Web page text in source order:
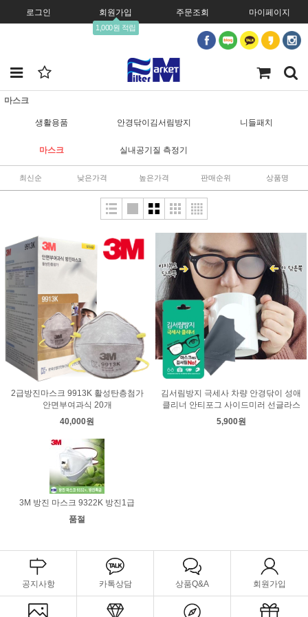
로그인 회원가입
1,000원 적립
주문조회 마이페이지
마스크
생활용품 안경닦이김서림방지 니들패치
마스크 실내공기질 측정기
최신순 낮은가격 높은가격 판매순위 상품명
2급방진마스크 9913K 활성탄층첨가
안면부여과식 20개
40,000원
김서림방지 극세사 차량 안경닦이 성애
클리너 안티포그 사이드미러 선글라스
5,900원
3M 방진 마스크 9322K 방진1급
품절
공지사항 카톡상담 상품Q&A 회원가입